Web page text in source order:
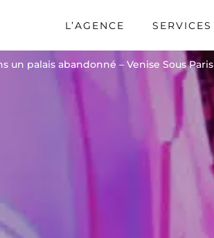
L’AGENCE SERVICES
un palais abandonné – Venise Sous Paris